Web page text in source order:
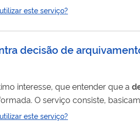
desde a ciência do ato, conforme previsto na
este serviço?
decisão de
interesse, que entender que a
O serviço consiste,
sobre a matéria suscitada e na
este serviço?